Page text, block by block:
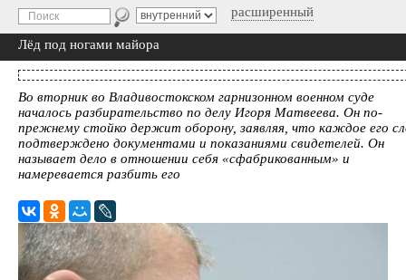
расширенный
Лёд под ногами майора
Во вторник во Владивостокском гарнизонном военном суде
началось разбирательство по делу Игоря Матвеева. Он по-
прежнему стойко держит оборону, заявляя, что каждое его
подтверждено документами и показаниями свидетелей. Он
называет дело в отношении себя «сфабрикованным» и
намеревается разбить его